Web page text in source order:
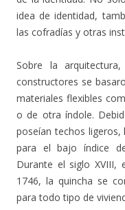
idea de identidad,
las cofradías y otras
Sobre la
constructores se
materiales flexibles
o de otra índole.
poseían techos
para el bajo índice
Durante el siglo XVIII,
1746, la quincha se
para todo tipo de